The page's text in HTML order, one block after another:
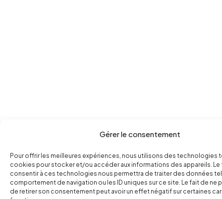
Gérer le consentement
Pour offrir les meilleures expériences, nous utilisons des technologies
cookies pour stocker et/ou accéder aux informations des appareils. Le
consentir à ces technologies nous permettra de traiter des données
comportement de navigation ou les ID uniques sur ce site. Le fait de ne
de retirer son consentement peut avoir un effet négatif sur certaines